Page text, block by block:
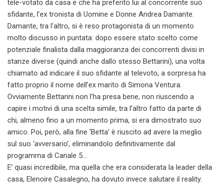
tele-votato da casa e che ha preferito lui al concorrente suo
sfidante, l’ex tronista di Uomine e Donne Andrea Damante.
Damante, tra l’altro, si è reso protagonista di un momento
molto discusso in puntata: dopo essere stato scelto come
potenziale finalista dalla maggioranza dei concorrenti divisi in
stanze diverse (quindi anche dallo stesso Bettarini), una volta
chiamato ad indicare il suo sfidante al televoto, a sorpresa ha
fatto proprio il nome dell’ex marito di Simona Ventura.
Ovviamente Bettarini non l’ha presa bene, non riuscendo a
capire i motivi di una scelta simile, tra l’altro fatto da parte di
chi, almeno fino a un momento prima, si era dimostrato suo
amico. Poi, però, alla fine ‘Betta’ è riuscito ad avere la meglio
sul suo ‘avversario’, eliminandolo definitivamente dal
programma di Canale 5…
E’ quasi incredibile, ma quella che era considerata la leader della
casa, Elenoire Casalegno, ha dovuto invece salutare il reality.